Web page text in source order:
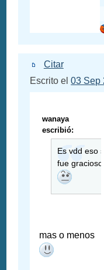
Citar
Escrito el03 Sep
wanaya
escribió:
Es vdd eso si
fue gracioso!!
mas o menos